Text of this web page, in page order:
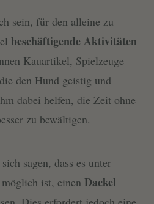
sein, für den alleine zu
beschäftigende Aktivitäten
Kauartikel, Spielzeuge
den Hund geistig und
dabei helfen, die Zeit ohne
zu bewältigen.
sagen, dass es unter
ist, einen Dackel